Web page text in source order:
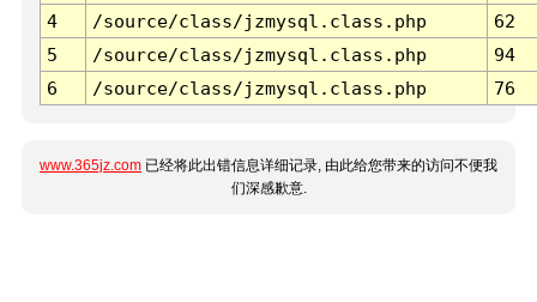
4
/source/class/jzmysql.class.php
62
5
/source/class/jzmysql.class.php
94
6
/source/class/jzmysql.class.php 76
www.365jz.com 已经将此出错信息详细记录, 由此给您带来的访问不便我
们深感歉意.